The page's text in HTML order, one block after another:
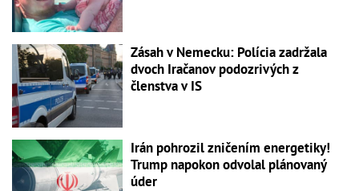
Zásah v Nemecku: Polícia zadržala
dvoch Iračanov podozrivých z
členstva v IS
Irán pohrozil zničením energetiky!
Trump napokon odvolal plánovaný
úder